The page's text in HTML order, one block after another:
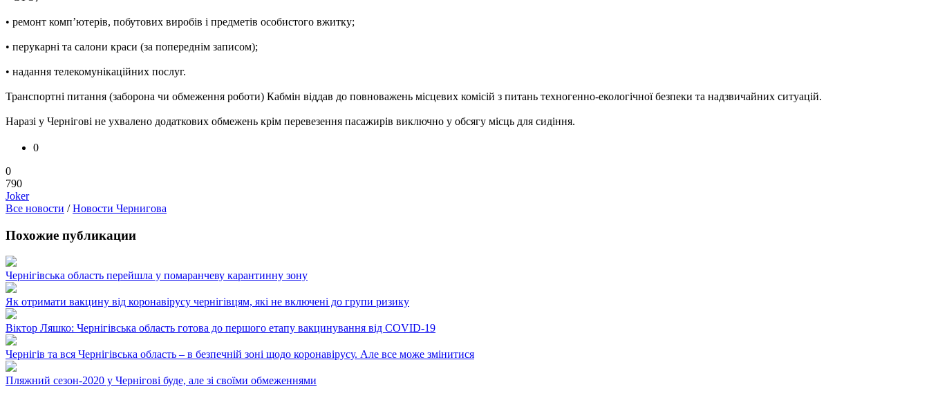
• ремонт комп’ютерів, побутових виробів і предметів особистого вжитку;
• перукарні та салони краси (за попереднім записом);
• надання телекомунікаційних послуг.
Транспортні питання (заборона чи обмеження роботи) Кабмін віддав до повноважень місцевих комісій з питань техногенно-екологічної безпеки та надзвичайних ситуацій.
Наразі у Чернігові не ухвалено додаткових обмежень крім перевезення пасажирів виключно у обсягу місць для сидіння.
0
0
790
Joker
Все новости /Новости Чернигова
Похожие публикации
Чернігівська область перейшла у помаранчеву карантинну зону
Як отримати вакцину від коронавірусу чернігівцям, які не включені до групи ризику
Віктор Ляшко: Чернігівська область готова до першого етапу вакцинування від COVID-19
Чернігів та вся Чернігівська область – в безпечній зоні щодо коронавірусу. Але все може змінитися
Пляжний сезон-2020 у Чернігові буде, але зі своїми обмеженнями